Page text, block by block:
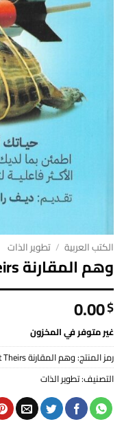
الكتب العربية / تطوير الذات
وهم المقارنة LOve Your Life, Not Theirs
0.00$
غير متوفر في المخزون
رمز المنتج:وهم المقارنة LOve Your Life, Not Theirs
التصنيف:تطوير الذات